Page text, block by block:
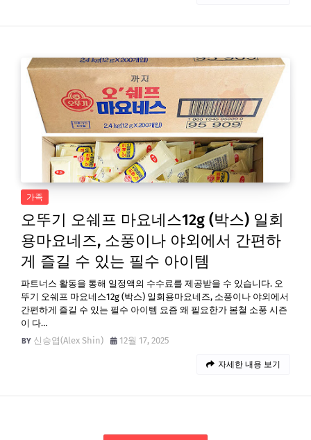
가족
오뚜기 오쉐프 마요네스12g (박스) 일회
용마요네즈, 소풍이나 야외에서 간편하
게 즐길 수 있는 필수 아이템
파트너스 활동을 통해 일정액의 수수료를 제공받을 수 있습니다. 오
뚜기 오쉐프 마요네스12g (박스) 일회용마요네즈, 소풍이나 야외에서
간편하게 즐길 수 있는 필수 아이템 요즘 왜 필요한가 봄철 소풍 시즌
이 다…
신승엽(Alex Shin)
12월 17, 2025
자세한 내용 보기